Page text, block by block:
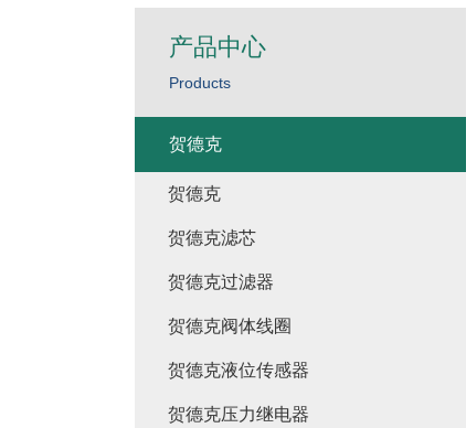
产品中心
Products
贺德克
贺德克
贺德克滤芯
贺德克过滤器
贺德克阀体线圈
贺德克液位传感器
贺德克压力继电器